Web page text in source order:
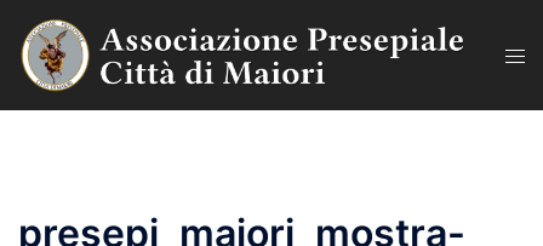
contenuto
presepi_maiori_mostra-